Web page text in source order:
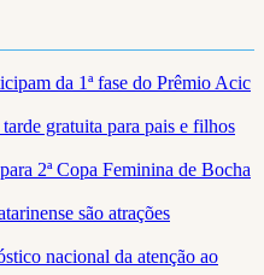
da 1ª fase do Prêmio Acic
gratuita para pais e filhos
2ª Copa Feminina de Bocha
são atrações
nacional da atenção ao